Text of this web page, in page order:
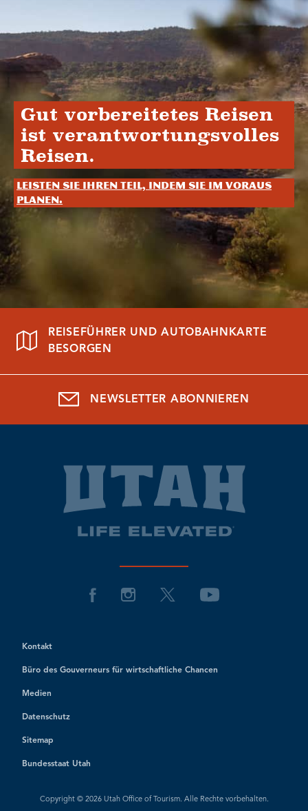
Gut vorbereitetes Reisen
ist verantwortungsvolles
Reisen.
Leisten Sie Ihren Teil, indem Sie im Voraus
planen.
REISEFÜHRER UND AUTOBAHNKARTE
BESORGEN
NEWSLETTER ABONNIEREN
Kontakt
Büro des Gouverneurs für wirtschaftliche Chancen
Medien
Datenschutz
Sitemap
Bundesstaat Utah
Copyright © 2026 Utah Office of Tourism. Alle Rechte vorbehalten.